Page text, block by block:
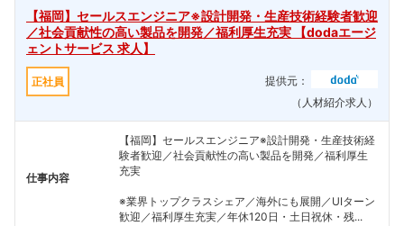
【福岡】セールスエンジニア※設計開発・生産技術経験者歓迎
／社会貢献性の高い製品を開発／福利厚生充実 【dodaエージ
ェントサービス 求人】
正社員
提供元：
（人材紹介求人）
仕事内容
【福岡】セールスエンジニア※設計開発・生産技術経
験者歓迎／社会貢献性の高い製品を開発／福利厚生
充実
※業界トップクラスシェア／海外にも展開／UIターン
歓迎／福利厚生充実／年休120日・土日祝休・残...